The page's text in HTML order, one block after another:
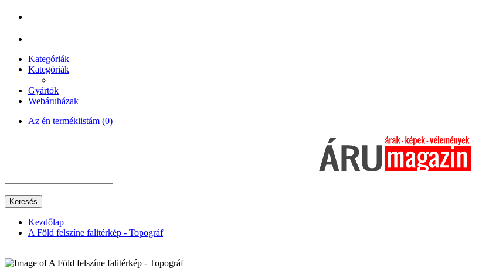
Kategóriák
Kategóriák
Gyártók
Webáruházak
Az én terméklistám (0)
Keresés
Kezdőlap
A Föld felszíne falitérkép - Topográf